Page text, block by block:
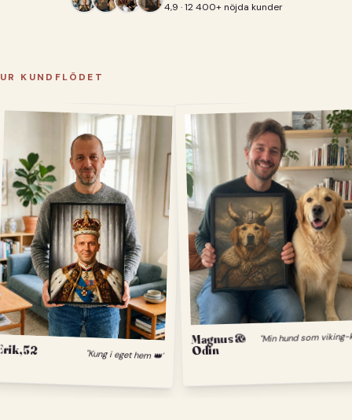
4,9 · 12 400+ nöjda kunder
UR KUNDFLÖDET
52 "Kung i eget hem 👑"
Magnus &
Odin